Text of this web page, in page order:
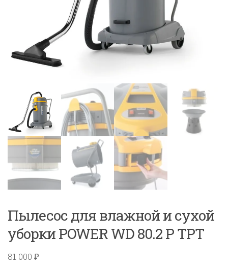
Пылесос для влажной и сухой
уборки POWER WD 80.2 P TPT
81 000 ₽